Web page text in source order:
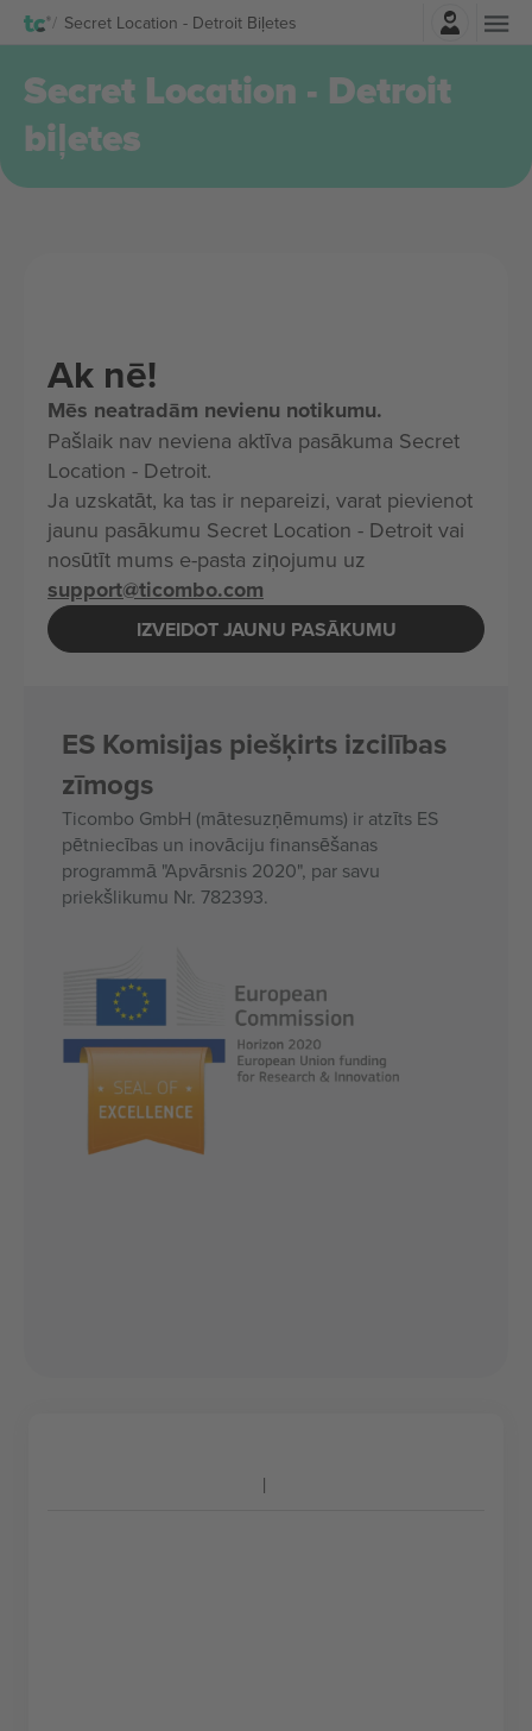
Secret Location - Detroit BiļetesPierakstīties
Secret Location - Detroit
biļetes
Ak nē!
Mēs neatradām nevienu notikumu.
Pašlaik nav neviena aktīva pasākuma Secret
Location - Detroit.
Ja uzskatāt, ka tas ir nepareizi, varat pievienot
jaunu pasākumu Secret Location - Detroit vai
nosūtīt mums e-pasta ziņojumu uz
support@ticombo.com
IZVEIDOT JAUNU PASĀKUMU
ES Komisijas piešķirts izcilības
zīmogs
Ticombo GmbH (mātesuzņēmums) ir atzīts ES
pētniecības un inovāciju finansēšanas
programmā "Apvārsnis 2020", par savu
priekšlikumu Nr. 782393.